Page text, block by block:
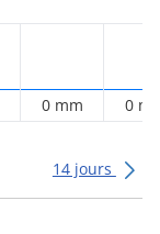
0 mm 0
14 jours